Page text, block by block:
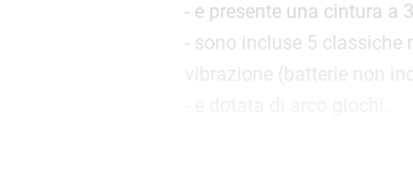
- e presente una cintura a
- sono incluse 5 classiche
vibrazione (batterie non